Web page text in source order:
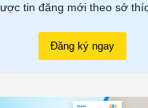
tin đăng mới theo sở
Đăng ký ngay